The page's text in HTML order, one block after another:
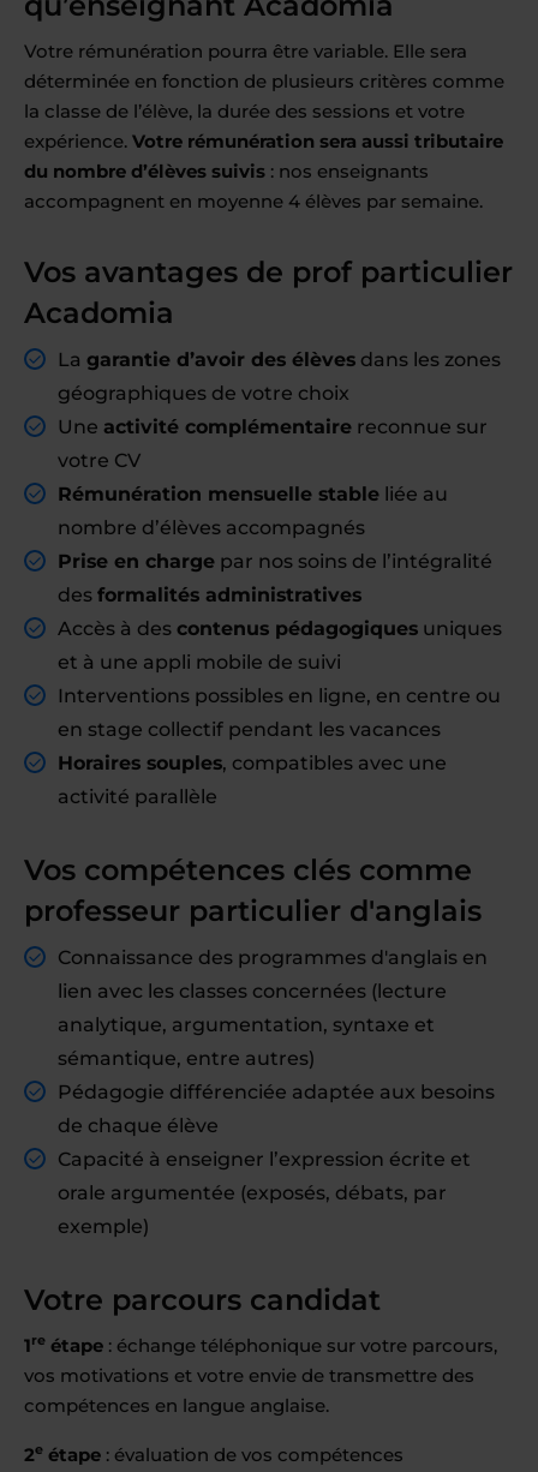
Votre rémunération pourra être variable. Elle sera
déterminée en fonction de plusieurs critères comme
la classe de l’élève, la durée des sessions et votre
expérience. Votre rémunération sera aussi tributaire
du nombre d’élèves suivis : nos enseignants
accompagnent en moyenne 4 élèves par semaine.
Vos avantages de prof particulier
Acadomia
La garantie d’avoir des élèves dans les zones
géographiques de votre choix
Une activité complémentaire reconnue sur
votre CV
Rémunération mensuelle stable liée au
nombre d’élèves accompagnés
Prise en charge par nos soins de l’intégralité
des formalités administratives
Accès à des contenus pédagogiques uniques
et à une appli mobile de suivi
Interventions possibles en ligne, en centre ou
en stage collectif pendant les vacances
Horaires souples, compatibles avec une
activité parallèle
Vos compétences clés comme
professeur particulier d'anglais
Connaissance des programmes d'anglais en
lien avec les classes concernées (lecture
analytique, argumentation, syntaxe et
sémantique, entre autres)
Pédagogie différenciée adaptée aux besoins
de chaque élève
Capacité à enseigner l’expression écrite et
orale argumentée (exposés, débats, par
exemple)
Votre parcours candidat
1re étape : échange téléphonique sur votre parcours,
vos motivations et votre envie de transmettre des
compétences en langue anglaise.
2e étape : évaluation de vos compétences